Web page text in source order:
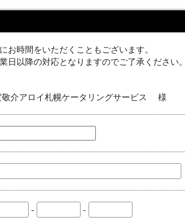
お時間をいただくこともございます。
日以降の対応となりますのでご了承ください。
敬介アロイ札幌ケータリングサービス 様
- -